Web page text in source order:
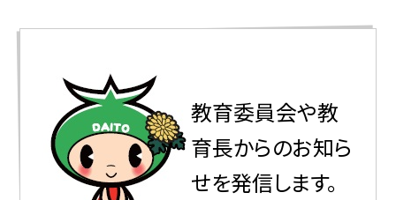
教育委員会や教
育長からのお知ら
せを発信します。